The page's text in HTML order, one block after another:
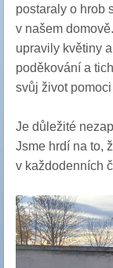
postaraly o hrob
v našem
upravily květiny
poděkování a
svůj život
Je důležité
Jsme hrdí na to,
v každodenních